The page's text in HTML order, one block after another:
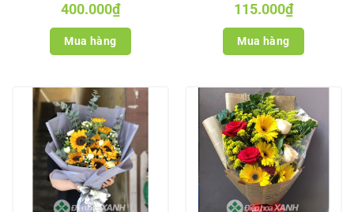
400.000₫
Mua hàng
115.000₫
Mua hàng